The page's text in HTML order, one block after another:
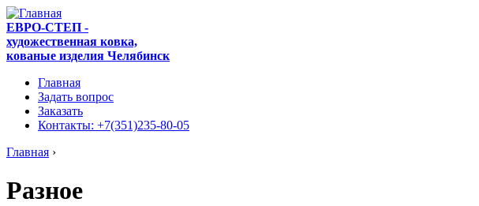
ЕВРО-СТЕП -
художественная ковка,
кованые изделия Челябинск
Главная
Задать вопрос
Заказать
Контакты: +7(351)235-80-05
Главная ›
Разное